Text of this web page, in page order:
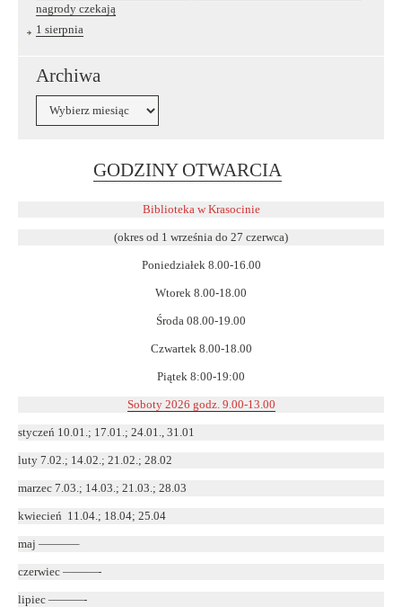
nagrody czekają
1 sierpnia
Archiwa
GODZINY OTWARCIA
w
Biblioteka w Krasocinie
(okres od 1 września do 27 czerwca)
Poniedziałek 8.00-16.00
Wtorek 8.00-18.00
Środa 08.00-19.00
Czwartek 8.00-18.00
Piątek 8:00-19:00
Soboty 2026 godz. 9.00-13.00
styczeń 10.01.; 17.01.; 24.01., 31.01
luty 7.02.; 14.02.; 21.02.; 28.02
marzec 7.03.; 14.03.; 21.03.; 28.03
kwiecień 11.04.; 18.04; 25.04
maj ———–
czerwiec ———-
lipiec ———-